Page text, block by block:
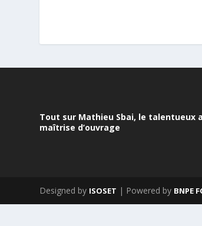
Tout sur Mathieu Sbai, le talentueux
maîtrise d’ouvrage
Designed by ISOSET | Powered by BNPE